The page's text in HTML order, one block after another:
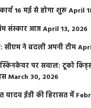
16 मई से होगा शुरूApril
संस्कार आजApril 13, 2026
ने बदली अपनी टीम
पर सवाल: टूको
March 30, 2026
यादव ईडी की हिरासत में